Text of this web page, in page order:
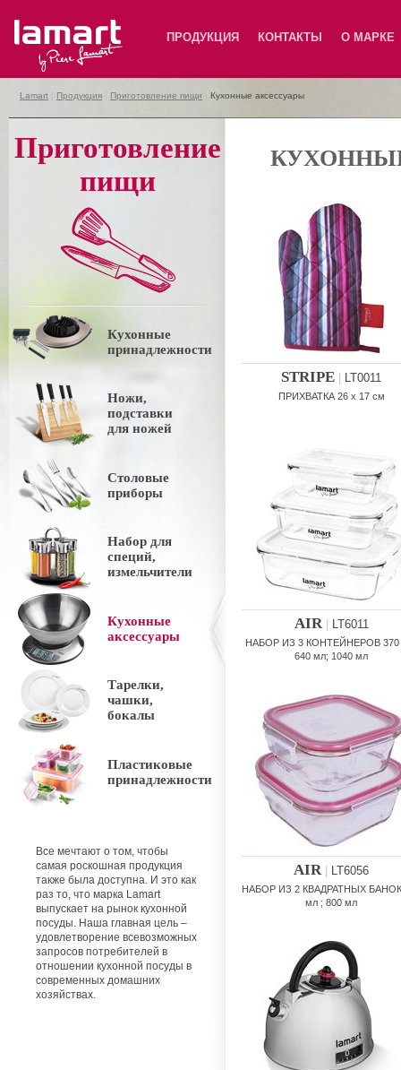
Lamart ПРОДУКЦИЯ КОНТАКТЫ О МАРКЕ
Lamart Продукция Приготовление пищи Кухонные аксессуары
Приготовление
пищи
Кухонные
принадлежности
Ножи,
подставки
для ножей
Столовые
приборы
Набор для
специй,
измельчители
Кухонные
аксессуары
Тарелки,
чашки,
бокалы
Пластиковые
принадлежности
Все мечтают о том, чтобы
самая роскошная продукция
также была доступна. И это как
раз то, что марка Lamart
выпускает на рынок кухонной
посуды. Наша главная цель –
удовлетворение всевозможных
запросов потребителей в
отношении кухонной посуды в
современных домашних
хозяйствах.
STRIPE LT0011
ПРИХВАТКА 26 x 17 см
AIR| LT6011
НАБОР ИЗ 3 КОНТЕЙНЕРОВ 370
640 мл; 1040 мл
AIR| LT6056
НАБОР ИЗ 2 КВАДРАТНЫХ БАНОК
мл ; 800 мл